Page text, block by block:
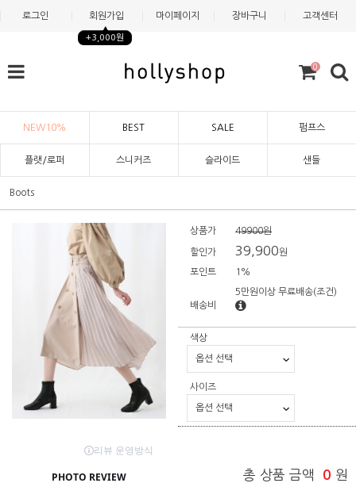
로그인 회원가입
+3,000원
마이페이지 장바구니 고객센터
0
NEW10% BEST SALE 펌프스
플랫/로퍼 스니커즈 슬라이드 샌들
Boots
상품가 49900원
할인가 39,900원
포인트 1%
배송비
5만원이상 무료배송(조건)
색상
사이즈
총 상품 금액 0 원